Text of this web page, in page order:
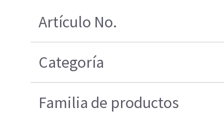
Artículo No.
Categoría
Familia de productos